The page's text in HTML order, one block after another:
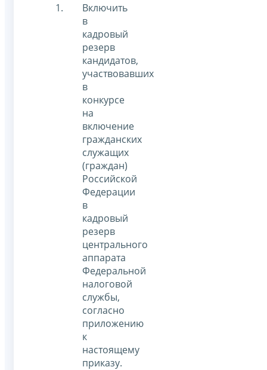
Включить
в
кадровый
резерв
кандидатов,
участвовавших
в
конкурсе
на
включение
гражданских
служащих
(граждан)
Российской
Федерации
в
кадровый
резерв
центрального
аппарата
Федеральной
налоговой
службы,
согласно
приложению
к
настоящему
приказу.